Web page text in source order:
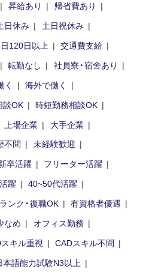
昇給あり
帰省費あり
日休み
土日祝休み
120日以上
交通費支給
転勤なし
社員寮・宿舍あり
く
海外で働く
談OK
時短勤務相談OK
上場企業
大手企業
不問
未経験歓迎
卒活躍
フリーター活躍
躍
40~50代活躍
ンク・復職OK
有資格者優遇
なめ
オフィス勤務
キル重視
CADスキル不問
本語能力試験N3以上